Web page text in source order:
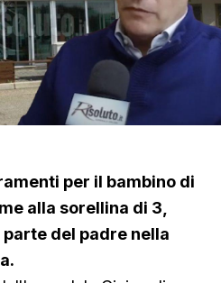
per il bambino di
alla sorellina di 3,
del padre nella